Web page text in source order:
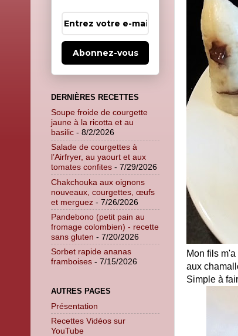
Mon fils
aux
Simple à
Abonnez-vous
DERNIÈRES RECETTES
Soupe froide de courgette
jaune à la ricotta et au
basilic - 8/2/2026
Salade de courgettes à
l’Airfryer, au yaourt et aux
tomates confites - 7/29/2026
Chakchouka aux oignons
nouveaux, courgettes, œufs
et merguez - 7/26/2026
Pandebono (petit pain au
fromage colombien) - recette
sans gluten - 7/20/2026
Sorbet rapide ananas
framboises - 7/15/2026
AUTRES PAGES
Présentation
Recettes Vidéos sur
YouTube